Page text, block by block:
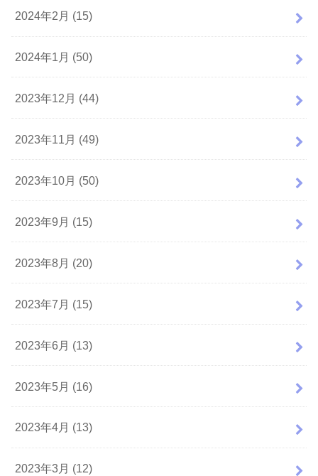
2024年2月 (15)
2024年1月 (50)
2023年12月 (44)
2023年11月 (49)
2023年10月 (50)
2023年9月 (15)
2023年8月 (20)
2023年7月 (15)
2023年6月 (13)
2023年5月 (16)
2023年4月 (13)
2023年3月 (12)